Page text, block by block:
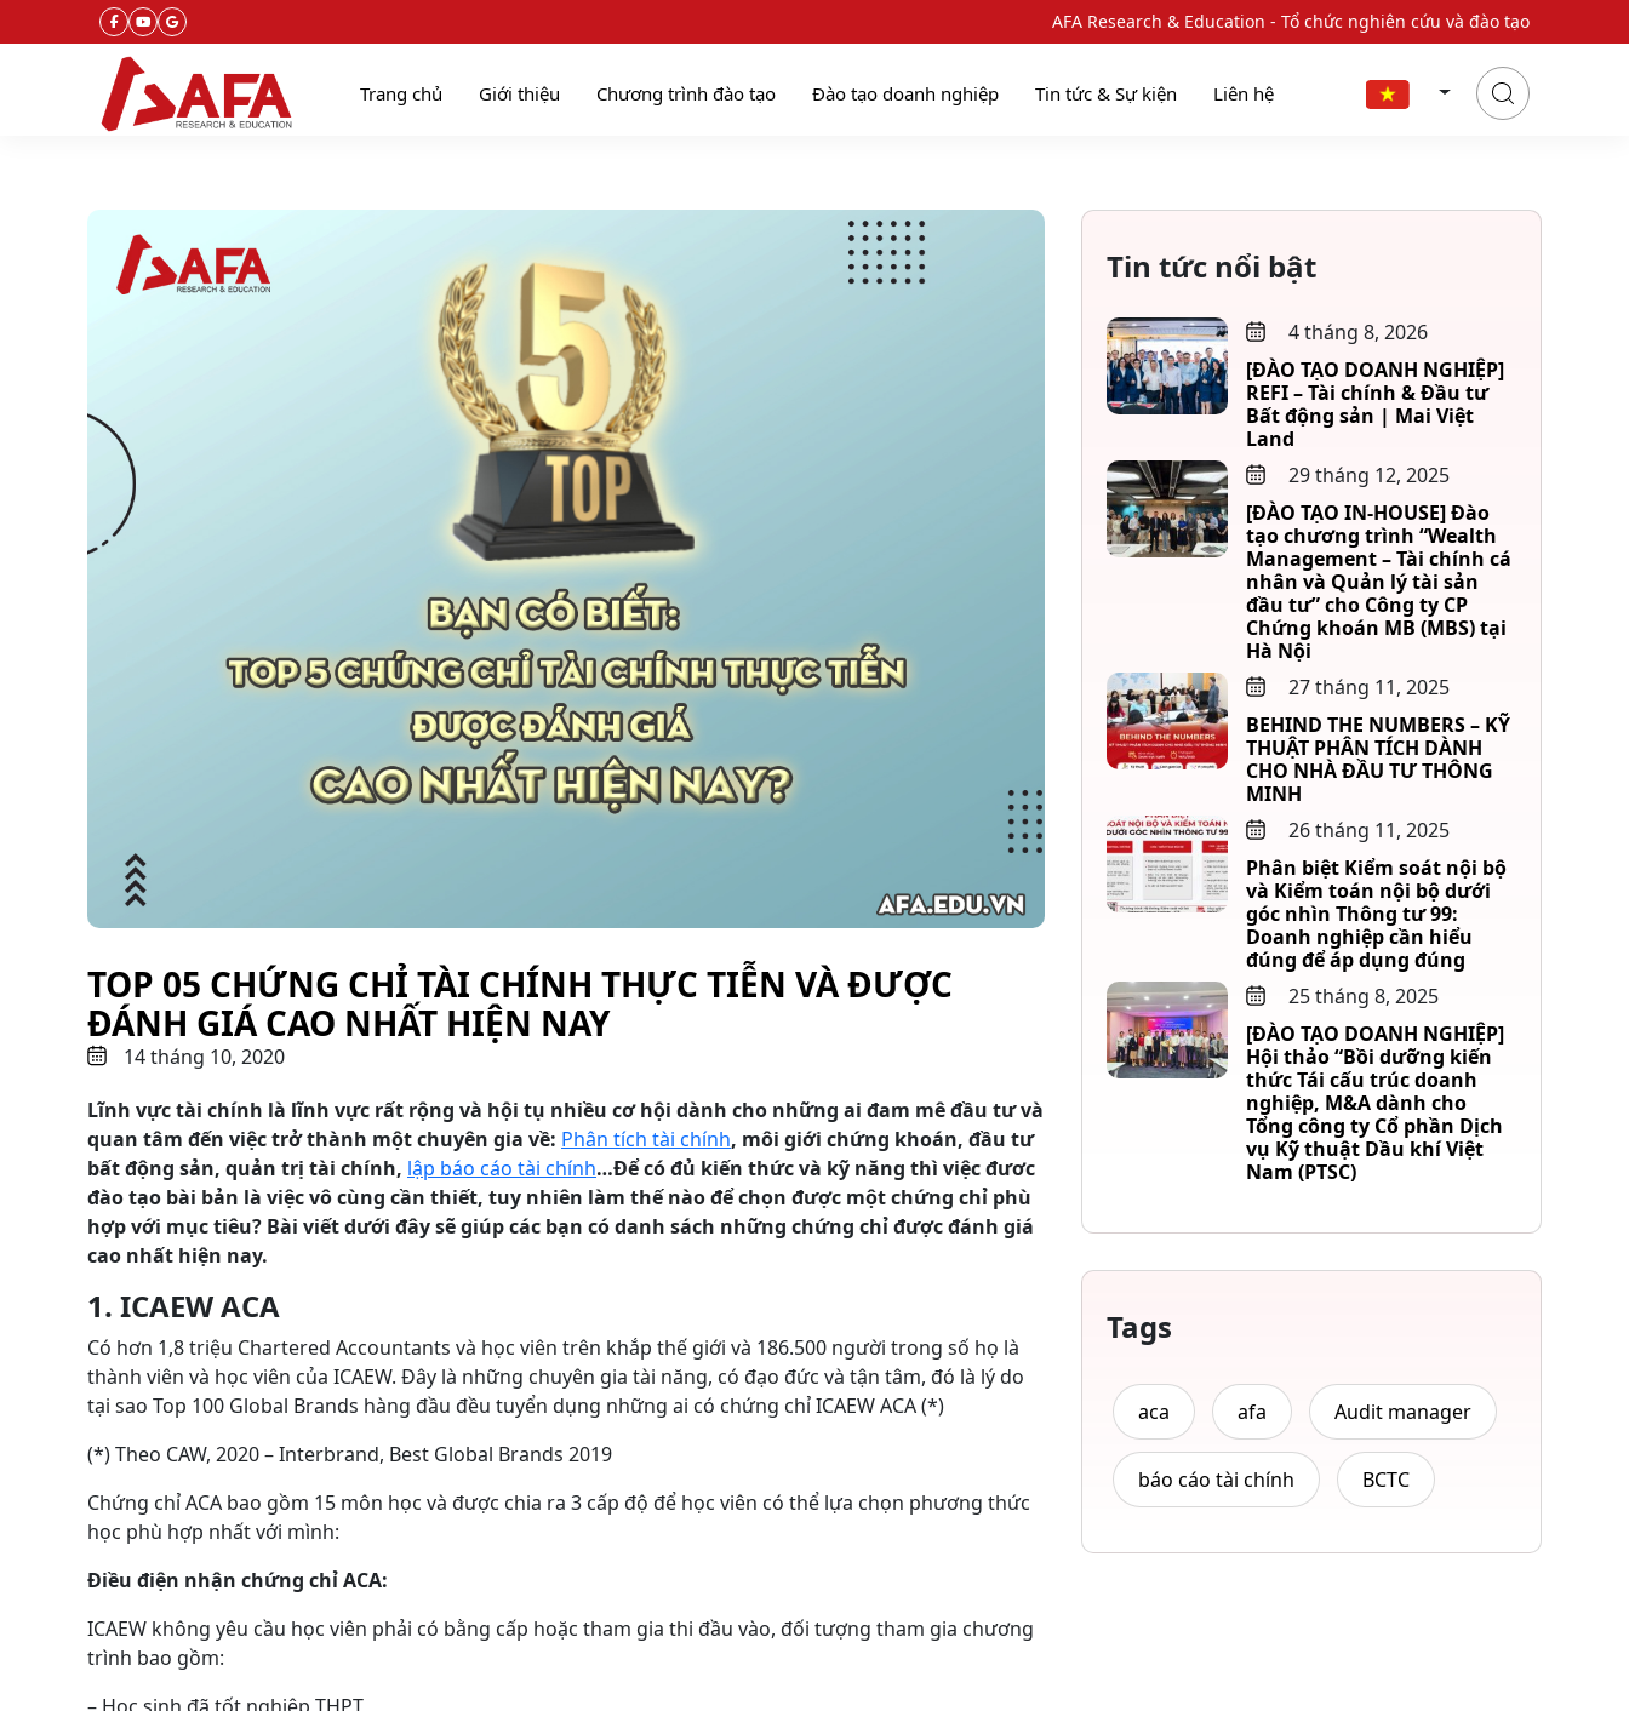
AFA Research & Education - Tổ chức nghiên cứu và đào tạo
Trang chủ Giới thiệu Chương trình đào tạo Đào tạo doanh nghiệp Tin tức & Sự kiện Liên hệ
TOP 05 CHỨNG CHỈ TÀI CHÍNH THỰC TIỄN VÀ ĐƯỢC
ĐÁNH GIÁ CAO NHẤT HIỆN NAY
14 tháng 10, 2020
Lĩnh vực tài chính là lĩnh vực rất rộng và hội tụ nhiều cơ hội dành cho những ai đam mê đầu tư và
quan tâm đến việc trở thành một chuyên gia về: Phân tích tài chính, môi giới chứng khoán, đầu tư
bất động sản, quản trị tài chính, lập báo cáo tài chính…Để có đủ kiến thức và kỹ năng thì việc đươc
đào tạo bài bản là việc vô cùng cần thiết, tuy nhiên làm thế nào để chọn được một chứng chỉ phù
hợp với mục tiêu? Bài viết dưới đây sẽ giúp các bạn có danh sách những chứng chỉ được đánh giá
cao nhất hiện nay.
1. ICAEW ACA
Có hơn 1,8 triệu Chartered Accountants và học viên trên khắp thế giới và 186.500 người trong số họ là
thành viên và học viên của ICAEW. Đây là những chuyên gia tài năng, có đạo đức và tận tâm, đó là lý do
tại sao Top 100 Global Brands hàng đầu đều tuyển dụng những ai có chứng chỉ ICAEW ACA (*)
(*) Theo CAW, 2020 – Interbrand, Best Global Brands 2019
Chứng chỉ ACA bao gồm 15 môn học và được chia ra 3 cấp độ để học viên có thể lựa chọn phương thức
học phù hợp nhất với mình:
Điều điện nhận chứng chỉ ACA:
ICAEW không yêu cầu học viên phải có bằng cấp hoặc tham gia thi đầu vào, đối tượng tham gia chương
trình bao gồm:
– Học sinh đã tốt nghiệp THPT
Tin tức nổi bật
4 tháng 8, 2026
[ĐÀO TẠO DOANH NGHIỆP]
REFI – Tài chính & Đầu tư
Bất động sản | Mai Việt
Land
29 tháng 12, 2025
[ĐÀO TẠO IN-HOUSE] Đào
tạo chương trình “Wealth
Management – Tài chính cá
nhân và Quản lý tài sản
đầu tư” cho Công ty CP
Chứng khoán MB (MBS) tại
Hà Nội
27 tháng 11, 2025
BEHIND THE NUMBERS – KỸ
THUẬT PHÂN TÍCH DÀNH
CHO NHÀ ĐẦU TƯ THÔNG
MINH
26 tháng 11, 2025
Phân biệt Kiểm soát nội bộ
và Kiểm toán nội bộ dưới
góc nhìn Thông tư 99:
Doanh nghiệp cần hiểu
đúng để áp dụng đúng
25 tháng 8, 2025
[ĐÀO TẠO DOANH NGHIỆP]
Hội thảo “Bồi dưỡng kiến
thức Tái cấu trúc doanh
nghiệp, M&A dành cho
Tổng công ty Cổ phần Dịch
vụ Kỹ thuật Dầu khí Việt
Nam (PTSC)
Tags
aca afa Audit manager
báo cáo tài chính BCTC